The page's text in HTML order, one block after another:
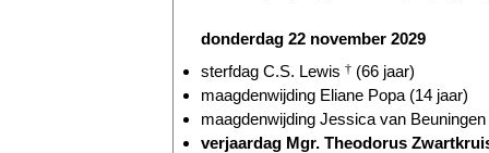
donderdag 22 november 2029
sterfdag C.S. Lewis † (66 jaar)
maagdenwijding Eliane Popa (14 jaar)
maagdenwijding Jessica van
verjaardag Mgr. Theodorus